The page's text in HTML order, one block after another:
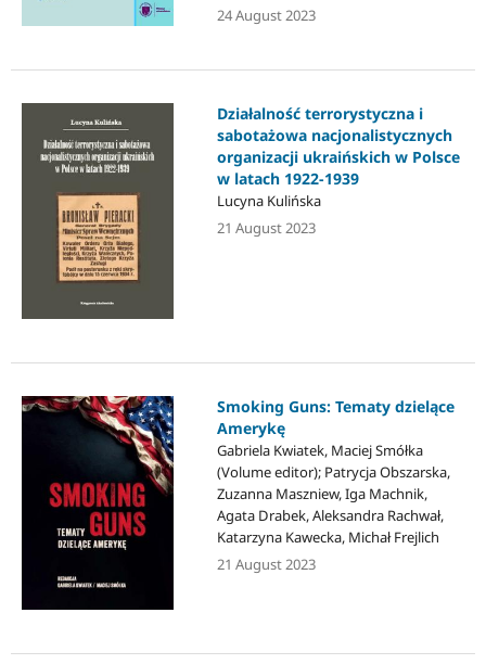
24 August 2023
Działalność terrorystyczna i
sabotażowa nacjonalistycznych
organizacji ukraińskich w Polsce
w latach 1922-1939
Lucyna Kulińska
21 August 2023
Smoking Guns: Tematy dzielące
Amerykę
Gabriela Kwiatek, Maciej Smółka
(Volume editor); Patrycja Obszarska,
Zuzanna Maszniew, Iga Machnik,
Agata Drabek, Aleksandra Rachwał,
Katarzyna Kawecka, Michał Frejlich
21 August 2023